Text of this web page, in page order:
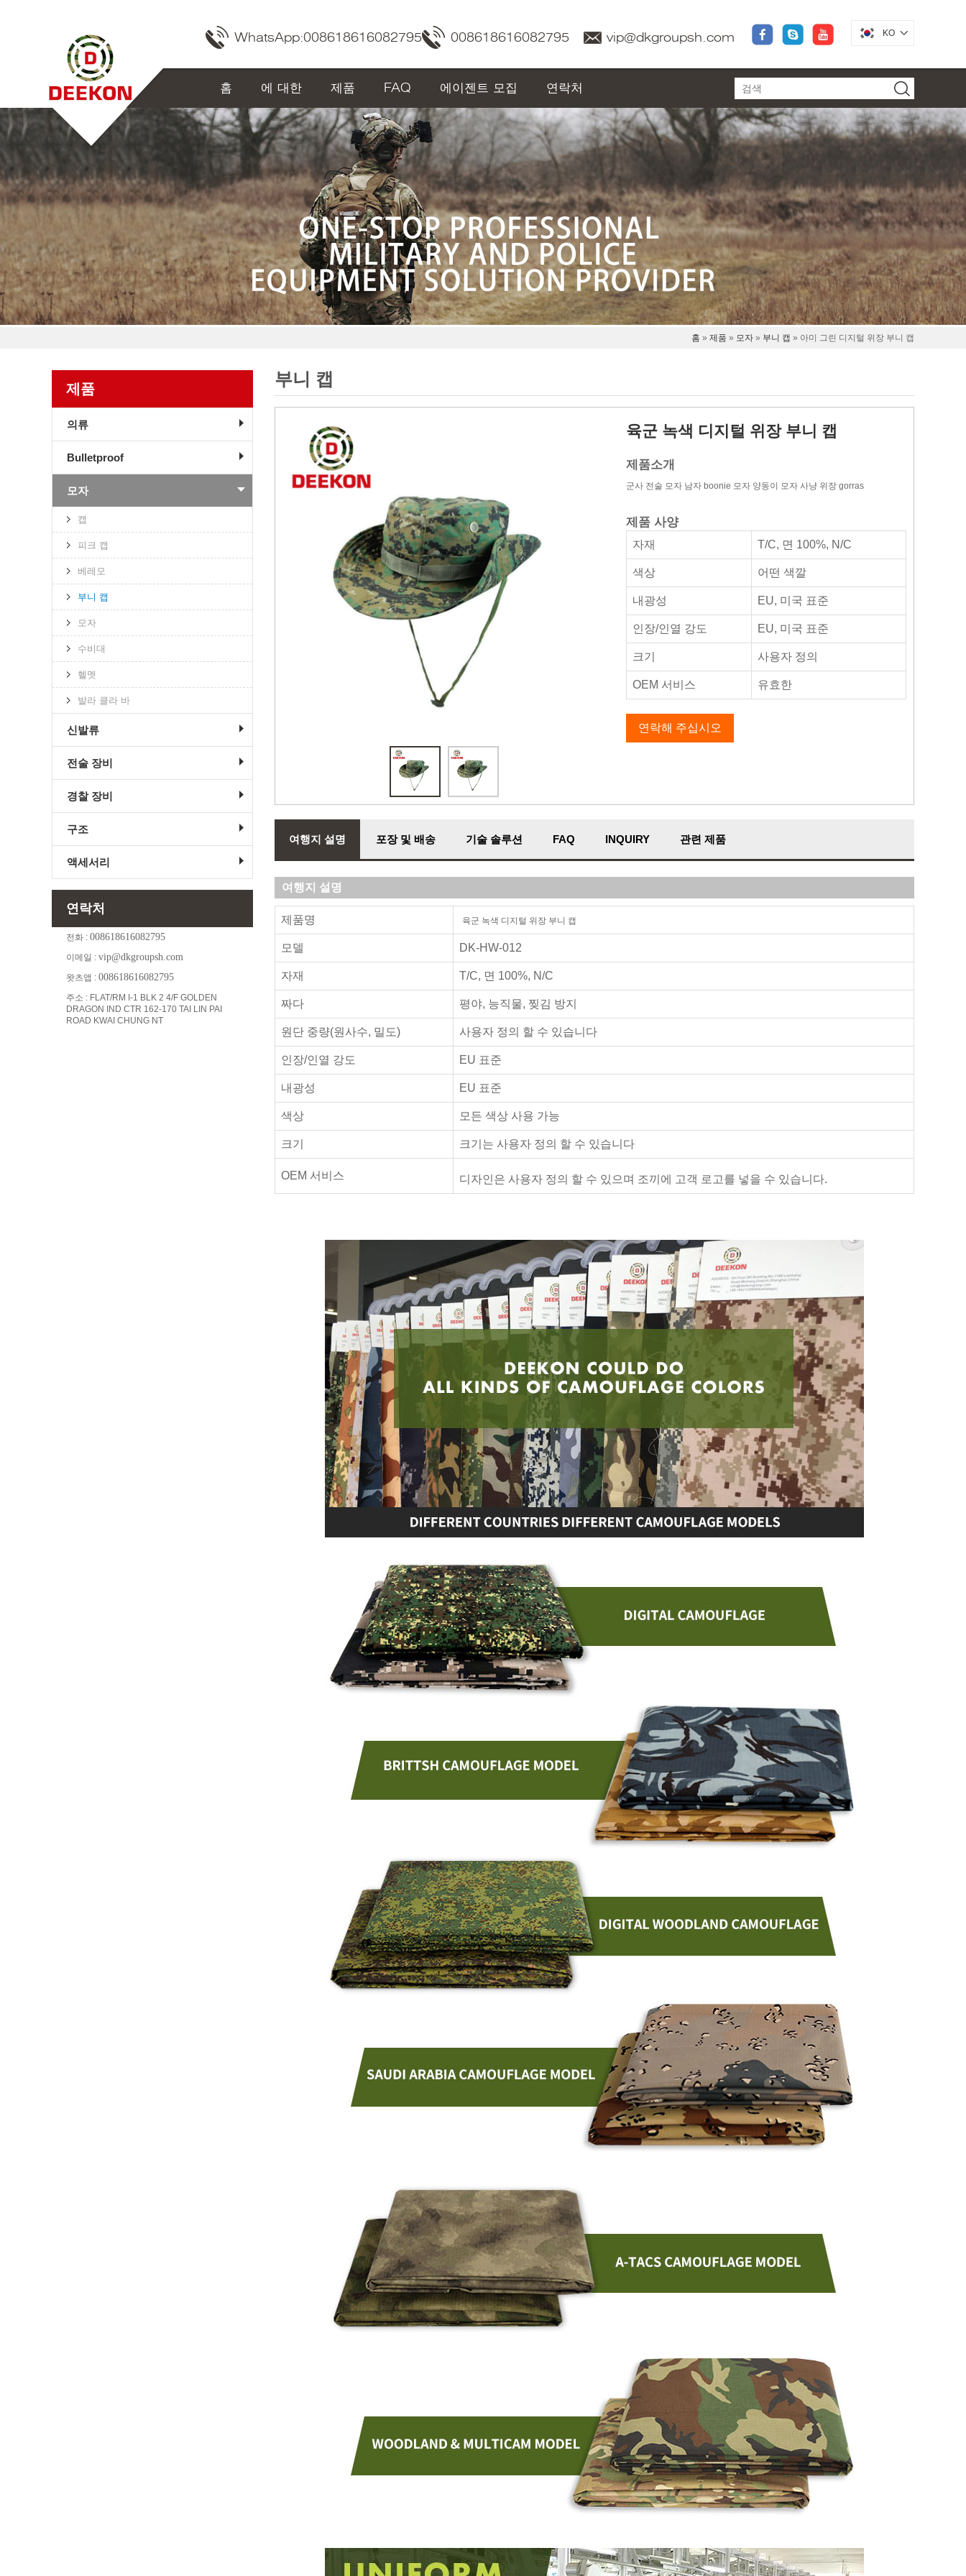
KO
vip@dkgroupsh.com
008618616082795
WhatsApp:008618616082795
홈 에 대한 제품 FAQ 에이젠트 모집 연락처
홈 » 제품 » 모자 » 부니 캡 » 아미 그린 디지털 위장 부니 캡
부니 캡
육군 녹색 디지털 위장 부니 캡
제품소개
군사 전술 모자 남자 boonie 모자 양동이 모자 사냥 위장 gorras
제품 사양
자재 T/C, 면 100%, N/C
색상 어떤 색깔
내광성 EU, 미국 표준
인장/인열 강도 EU, 미국 표준
크기 사용자 정의
OEM 서비스 유효한
연락해 주십시오
여행지 설명 포장 및 배송 기술 솔루션 FAQ INQUIRY 관련 제품
여행지 설명
제품명 육군 녹색 디지털 위장 부니 캡
모델 DK-HW-012
자재 T/C, 면 100%, N/C
짜다 평야, 능직물, 찢김 방지
원단 중량(원사수, 밀도) 사용자 정의 할 수 있습니다
인장/인열 강도 EU 표준
내광성 EU 표준
색상 모든 색상 사용 가능
크기 크기는 사용자 정의 할 수 있습니다
OEM 서비스 디자인은 사용자 정의 할 수 있으며 조끼에 고객 로고를 넣을 수 있습니다.
제품
의류
Bulletproof
모자
캡
피크 캡
베레모
부니 캡
모자
수비대
헬멧
발라 클라 바
신발류
전술 장비
경찰 장비
구조
액세서리
연락처
전화 : 008618616082795
이메일 : vip@dkgroupsh.com
왓츠앱 : 008618616082795
주소 : FLAT/RM I-1 BLK 2 4/F GOLDEN
DRAGON IND CTR 162-170 TAI LIN PAI
ROAD KWAI CHUNG NT